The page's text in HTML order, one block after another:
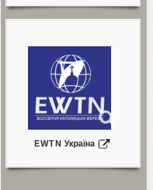
EWTN Україна